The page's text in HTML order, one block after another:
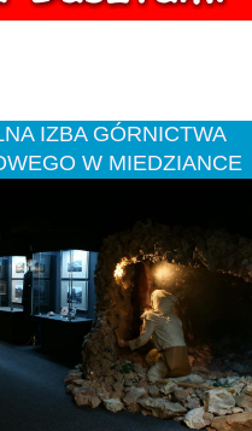
IZBA GÓRNICTWA
W MIEDZIANCE